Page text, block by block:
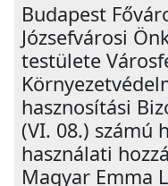
Budapest
Józsefvárosi
testülete
hasznosítási
(VI. 08.) számú
használati
Magyar Emma